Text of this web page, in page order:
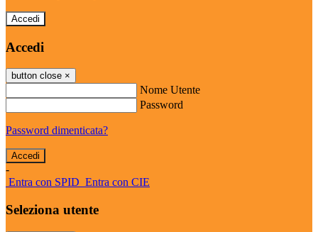
Accedi
Accedi
button close ×
Nome Utente
Password
Password dimenticata?
-
Entra con SPID Entra con CIE
Seleziona utente